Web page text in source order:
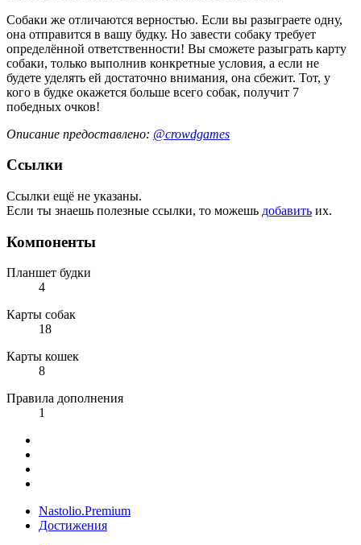
Собаки же отличаются верностью. Если вы разыграете одну,
она отправится в вашу будку. Но завести собаку требует
определённой ответственности! Вы сможете разыграть карту
собаки, только выполнив конкретные условия, а если не
будете уделять ей достаточно внимания, она сбежит. Тот, у
кого в будке окажется больше всего собак, получит 7
победных очков!
Описание предоставлено: @crowdgames
Ссылки
Ссылки ещё не указаны.
Если ты знаешь полезные ссылки, то можешь добавить их.
Компоненты
Планшет будки
4
Карты собак
18
Карты кошек
8
Правила дополнения
1
Nastolio.Premium
Достижения